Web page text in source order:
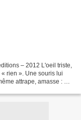
– 2012 L'oeil triste,
rien ». Une souris lui
attrape, amasse : «